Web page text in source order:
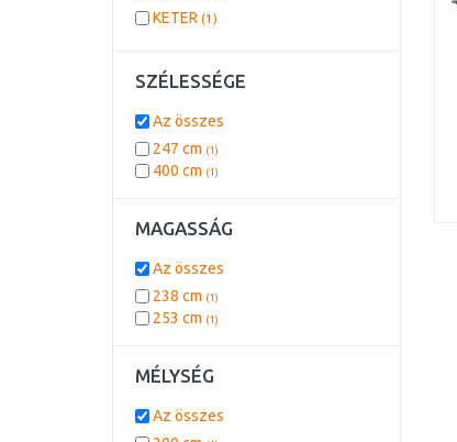
KETER (1)
SZÉLESSÉGE
Az összes
247 cm (1)
400 cm (1)
MAGASSÁG
Az összes
238 cm (1)
253 cm (1)
MÉLYSÉG
Az összes